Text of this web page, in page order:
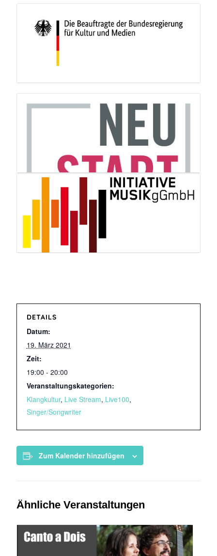
DETAILS
Datum:
19. März 2021
Zeit:
19:00 - 20:00
Veranstaltungskategorien:
Klangkultur, Live Stream, Live100,
Singer/Songwriter
Zum Kalender hinzufügen
Ähnliche Veranstaltungen